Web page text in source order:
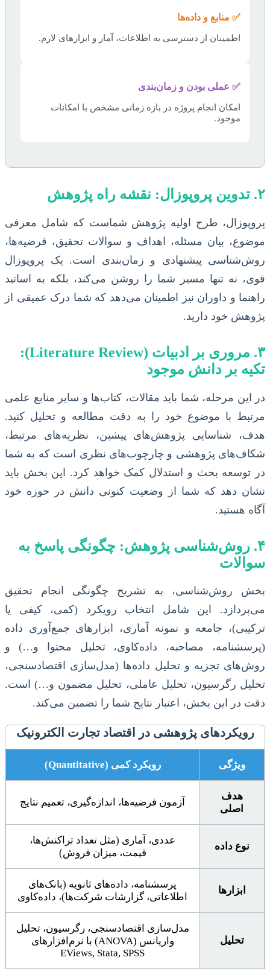
✅ منابع و داده‌ها
اطمینان از دسترسی به اطلاعات، آمار و ابزارهای لازم.
✅ عملی بودن و زمان‌بندی
امکان انجام پروژه در بازه زمانی مشخص با امکانات
موجود.
۲. تدوین پروپوزال: نقشه راه پژوهش
پروپوزال، طرح اولیه پژوهش شماست که شامل معرفی
موضوع، بیان مسئله، اهداف و سوالات تحقیق، فرضیه‌ها،
روش‌شناسی پیشنهادی و زمان‌بندی است. یک پروپوزال
قوی، نه تنها مسیر شما را روشن می‌کند، بلکه به اساتید
راهنما و داوران نیز اطمینان می‌دهد که شما درک عمیقی از
پژوهش خود دارید.
۳. مروری بر ادبیات (Literature Review):
تکیه بر دانش موجود
در این مرحله، شما باید مقالات، کتاب‌ها و سایر منابع علمی
مرتبط با موضوع خود را به دقت مطالعه و تحلیل کنید.
هدف، شناسایی پژوهش‌های پیشین، نظریه‌های مرتبط،
شکاف‌های پژوهشی و چارچوب‌های نظری است که به شما
در توسعه بحث و استدلال کمک خواهد کرد. این بخش باید
نشان دهد که شما از وضعیت کنونی دانش در حوزه خود
آگاه هستید.
۴. روش‌شناسی پژوهش: چگونگی پاسخ به
سوالات
بخش روش‌شناسی، به تشریح چگونگی انجام تحقیق
می‌پردازد. این شامل انتخاب رویکرد (کمی، کیفی یا
ترکیبی)، جامعه و نمونه آماری، ابزارهای جمع‌آوری داده
(پرسشنامه، مصاحبه، داده‌کاوی، تحلیل محتوا و…) و
روش‌های تجزیه و تحلیل داده‌ها (مدل‌سازی اقتصادسنجی،
تحلیل رگرسیون، تحلیل عاملی، تحلیل مضمون و…) است.
دقت در این بخش، اعتبار نتایج شما را تضمین می‌کند.
رویکردهای پژوهشی در اقتصاد تجارت الکترونیک
ویژگی رویکرد کمی (Quantitative)
هدف
اصلی
آزمون فرضیه‌ها، اندازه‌گیری، تعمیم نتایج
نوع داده
عددی، آماری (مثل تعداد تراکنش‌ها،
قیمت، میزان فروش)
ابزارها
پرسشنامه، داده‌های ثانویه (بانک‌های
اطلاعاتی، گزارشات شرکت‌ها)، داده‌کاوی
تحلیل
مدل‌سازی اقتصادسنجی، رگرسیون، تحلیل
واریانس (ANOVA) با نرم‌افزارهای
EViews, Stata, SPSS